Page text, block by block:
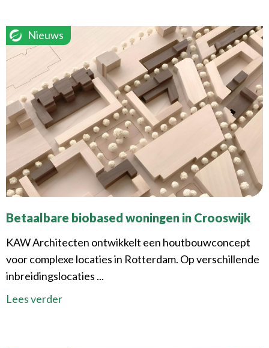
Nieuws
Betaalbare biobased woningen in Crooswijk
KAW Architecten ontwikkelt een houtbouwconcept
voor complexe locaties in Rotterdam. Op verschillende
inbreidingslocaties ...
Lees verder